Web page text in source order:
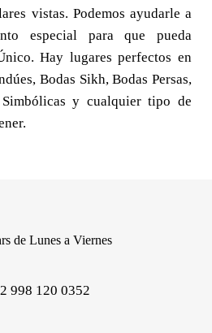
vistas. Podemos ayudarle a
especial para que pueda
Hay lugares perfectos en
Bodas Sikh, Bodas Persas,
y cualquier tipo de
de Lunes a Viernes
998 120 0352